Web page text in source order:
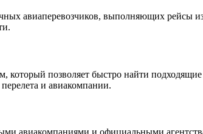
авиаперевозчиков, выполняющих
позволяет быстро найти
и авиакомпании.